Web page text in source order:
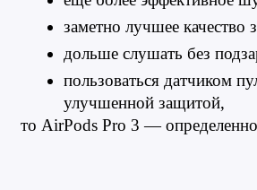
заметно лучшее качество
дольше слушать без
пользоваться датчиком
улучшенной защитой,
то AirPods Pro 3 —